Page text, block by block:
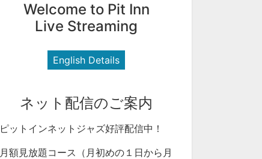
Welcome to Pit Inn
Live Streaming
English Details
ネット配信のご案内
ピットインネットジャズ好評配信中！
月額見放題コース（月初めの１日から月